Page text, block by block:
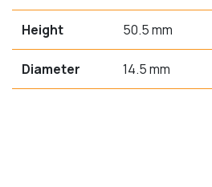
Height 50.5 mm
Diameter 14.5 mm